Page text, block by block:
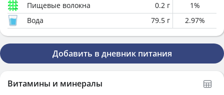
Пищевые волокна
0.2 г 1%
Вода
79.5 г 2.97%
Добавить в дневник питания
Витамины и минералы